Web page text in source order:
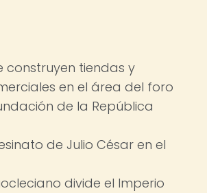
construyen tiendas y
en el área del foro
de la República
de Julio César en el
divide el Imperio